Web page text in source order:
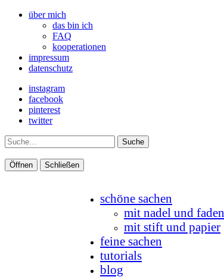
über mich
das bin ich
FAQ
kooperationen
impressum
datenschutz
instagram
facebook
pinterest
twitter
Suche
Öffnen Schließen
schöne sachen
mit nadel und faden
mit stift und papier
feine sachen
tutorials
blog